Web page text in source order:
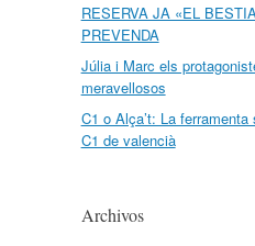
RESERVA JA «EL
PREVENDA
Júlia i Marc els
meravellosos
C1 o Alça’t: La
C1 de valencià
Archivos